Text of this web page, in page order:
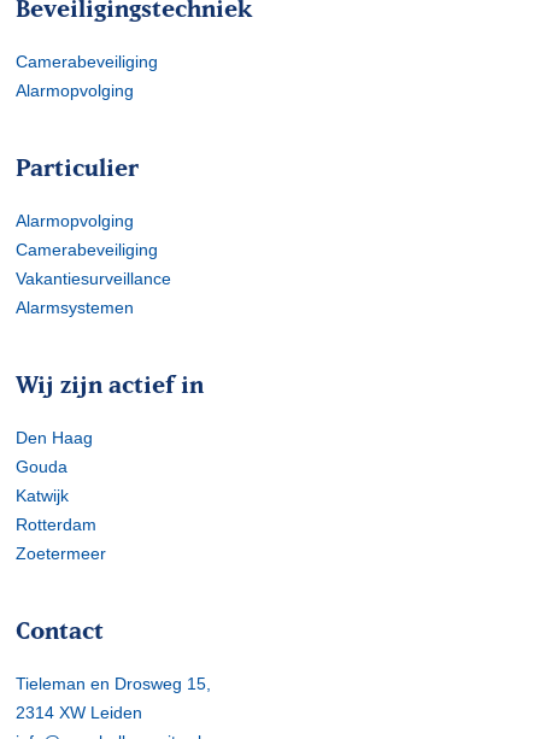
Beveiligingstechniek
Camerabeveiliging
Alarmopvolging
Particulier
Alarmopvolging
Camerabeveiliging
Vakantiesurveillance
Alarmsystemen
Wij zijn actief in
Den Haag
Gouda
Katwijk
Rotterdam
Zoetermeer
Contact
Tieleman en Drosweg 15,
2314 XW Leiden